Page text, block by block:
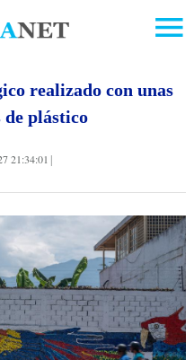
realizado con unas
de plástico
21:34:01